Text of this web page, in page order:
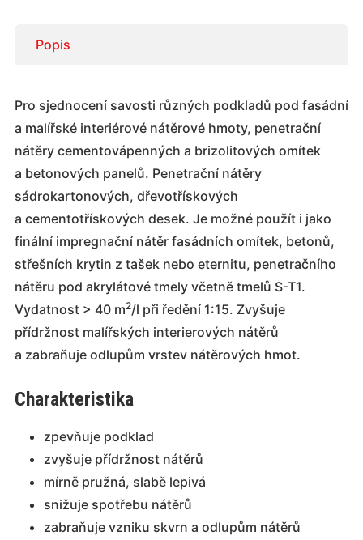
Popis
Pro sjednocení savosti různých podkladů pod fasádní
a malířské interiérové nátěrové hmoty, penetrační
nátěry cementovápenných a brizolitových omítek
a betonových panelů. Penetrační nátěry
sádrokartonových, dřevotřískových
a cementotřískových desek. Je možné použít i jako
finální impregnační nátěr fasádních omítek, betonů,
střešních krytin z tašek nebo eternitu, penetračního
nátěru pod akrylátové tmely včetně tmelů S-T1.
Vydatnost > 40 m2/l při ředění 1:15. Zvyšuje
přídržnost malířských interierových nátěrů
a zabraňuje odlupům vrstev nátěrových hmot.
Charakteristika
zpevňuje podklad
zvyšuje přídržnost nátěrů
mírně pružná, slabě lepivá
snižuje spotřebu nátěrů
zabraňuje vzniku skvrn a odlupům nátěrů